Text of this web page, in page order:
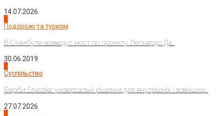
14.07.2026
Подорожі та туризм
В Стамбуле возведут мост по проекту Леонардо Да...
30.06.2019
Суспільство
Фарби Sniezka: універсальні рішення для внутрішніх і зовнішніх...
27.07.2026